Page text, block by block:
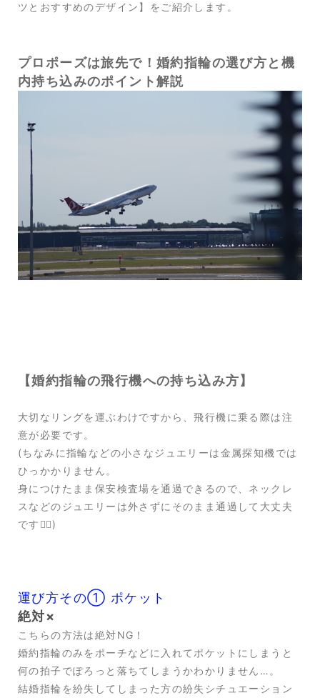
ツとおすすめのデザイン】をご紹介します。
プロポーズは旅先で！婚約指輪の選び方と機
内持ち込みのポイント解説
【婚約指輪の飛行機への持ち込み方】
大切なリングを運ぶわけですから、飛行機に乗る際は注
意が必要です。
(ちなみに指輪などの小さなジュエリーは金属探知機では
ひっかかりません。
身につけたまま保安検査場を通過できるので、ネックレ
スなどのジュエリーは外さずにそのまま通過して大丈夫
です🙆‍♀️)
運び方その➀ ポケット
絶対×
こちらの方法は絶対NG！
婚約指輪のみをポーチなどに入れてポケットにしまうと
何の拍子でぽろっと落ちてしまうかわかりません…。
結婚指輪を紛失してしまった方の紛失シチュエーション